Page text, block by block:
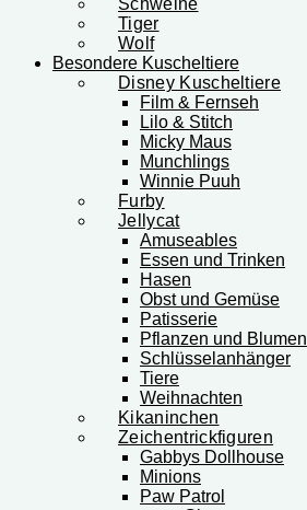
Schweine
Tiger
Wolf
Besondere Kuscheltiere
Disney Kuscheltiere
Film & Fernseh
Lilo & Stitch
Micky Maus
Munchlings
Winnie Puuh
Furby
Jellycat
Amuseables
Essen und Trinken
Hasen
Obst und Gemüse
Patisserie
Pflanzen und Blumen
Schlüsselanhänger
Tiere
Weihnachten
Kikaninchen
Zeichentrickfiguren
Gabbys Dollhouse
Minions
Paw Patrol